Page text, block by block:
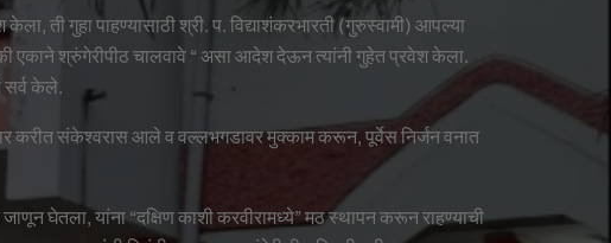
ती गुहा पाहण्यासाठी श्री. प. विद्याशंकरभारती (गुरुस्वामी) आपल्या
एकाने श्रुंगेरीपीठ चालवावे “ असा आदेश देऊन त्यांनी गुहेत प्रवेश केला.
सर्व केले.
करीत संकेश्वरास आले व वल्लभगडावर मुक्काम करून, पूर्वेस निर्जन वनात
घेतला, यांना “दक्षिण काशी करवीरामध्ये” मठ स्थापन करून राहण्याची